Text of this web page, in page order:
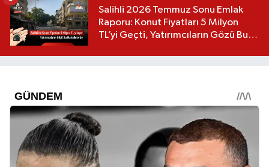
Salihli 2026 Temmuz Sonu Emlak
Raporu: Konut Fiyatları 5 Milyon
TL’yi Geçti, Yatırımcıların Gözü Bu